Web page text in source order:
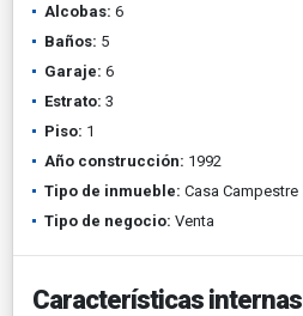
Alcobas: 6
Baños: 5
Garaje: 6
Estrato: 3
Piso: 1
Año construcción: 1992
Tipo de inmueble: Casa Campestre
Tipo de negocio: Venta
Características internas